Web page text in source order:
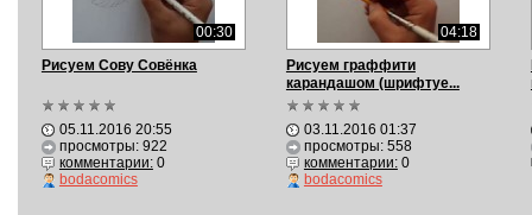
00:30
Рисуем Сову Совёнка
05.11.2016 20:55
просмотры: 922
комментарии:0
bodacomics
04:18
Рисуем граффити
карандашом (шрифтуе...
03.11.2016 01:37
просмотры: 558
комментарии:0
bodacomics